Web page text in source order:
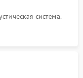
система.